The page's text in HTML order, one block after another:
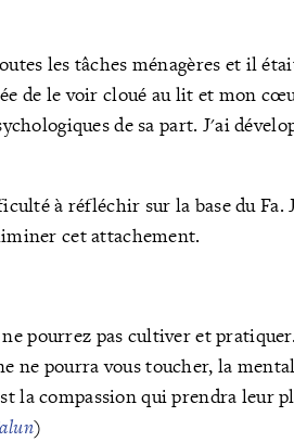
les tâches ménagères et il
de le voir cloué au lit et mon
de sa part. J'ai
à réfléchir sur la base duFa.
cet attachement.
pourrez pas cultiver et
ne pourra vous toucher, la
la compassion qui prendra leur
)